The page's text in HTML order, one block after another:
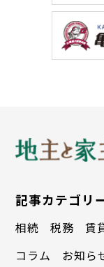
「物件を本
て、店に対
る。
小西オーナ
上げ、Ａさ
げてもらっ
記事カテゴリ
相続 税務 賃
コラム
お知ら